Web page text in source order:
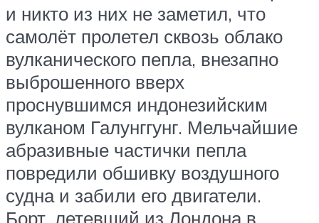
и никто из них не заметил, что
самолёт пролетел сквозь облако
вулканического пепла, внезапно
выброшенного вверх
проснувшимся индонезийским
вулканом Галунггунг. Мельчайшие
абразивные частички пепла
повредили обшивку воздушного
судна и забили его двигатели.
Борт, летевший из Лондона в